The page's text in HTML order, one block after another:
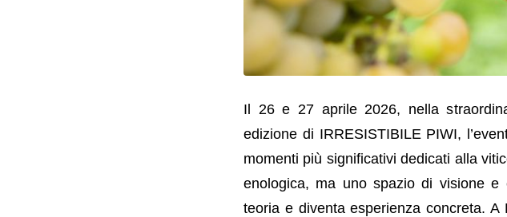
Il 26 e 27 aprile 2026, nella
edizione di IRRESISTIBILE PIWI,
momenti più significativi dedicati alla
enologica, ma uno spazio di visione
teoria e diventa esperienza concreta.